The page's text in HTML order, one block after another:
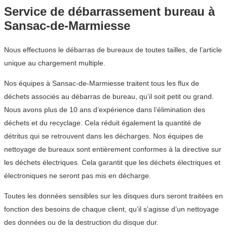
Service de débarrassement bureau à
Sansac-de-Marmiesse
Nous effectuons le débarras de bureaux de toutes tailles, de l’article
unique au chargement multiple.
Nos équipes à Sansac-de-Marmiesse traitent tous les flux de
déchets associés au débarras de bureau, qu’il soit petit ou grand.
Nous avons plus de 10 ans d’expérience dans l’élimination des
déchets et du recyclage. Cela réduit également la quantité de
détritus qui se retrouvent dans les décharges. Nos équipes de
nettoyage de bureaux sont entièrement conformes à la directive sur
les déchets électriques. Cela garantit que les déchets électriques et
électroniques ne seront pas mis en décharge.
Toutes les données sensibles sur les disques durs seront traitées en
fonction des besoins de chaque client, qu’il s’agisse d’un nettoyage
des données ou de la destruction du disque dur.